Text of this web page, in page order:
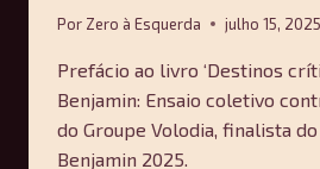
Por Zero à Esquerda julho 15, 2025
Prefácio ao livro ‘Destinos
Benjamin: Ensaio coletivo
do Groupe Volodia, finalista
Benjamin 2025.